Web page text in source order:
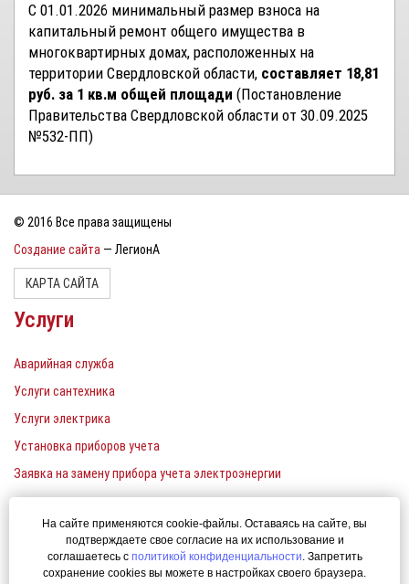
С 01.01.2026 минимальный размер взноса на
капитальный ремонт общего имущества в
многоквартирных домах, расположенных на
территории Свердловской области, составляет 18,81
руб. за 1 кв.м общей площади (Постановление
Правительства Свердловской области от 30.09.2025
№532-ПП)
© 2016 Все права защищены
Создание сайта — ЛегионА
КАРТА САЙТА
Услуги
Аварийная служба
Услуги сантехника
Услуги электрика
Установка приборов учета
Заявка на замену прибора учета электроэнергии
Единый телефон: 380-22-00
uk-ener@yandex.ru
На сайте применяются cookie-файлы. Оставаясь на сайте, вы
подтверждаете свое согласие на их использование и
соглашаетесь с политикой конфиденциальности. Запретить
сохранение cookies вы можете в настройках своего браузера.